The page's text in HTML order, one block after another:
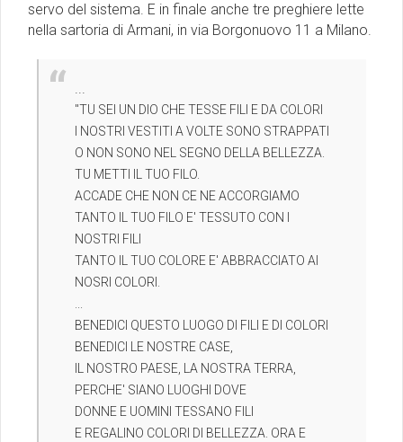
servo del sistema. E in finale anche tre preghiere lette
nella sartoria di Armani, in via Borgonuovo 11 a Milano.
...
''TU SEI UN DIO CHE TESSE FILI E DA COLORI
I NOSTRI VESTITI A VOLTE SONO STRAPPATI
O NON SONO NEL SEGNO DELLA BELLEZZA.
TU METTI IL TUO FILO.
ACCADE CHE NON CE NE ACCORGIAMO
TANTO IL TUO FILO E' TESSUTO CON I
NOSTRI FILI
TANTO IL TUO COLORE E' ABBRACCIATO AI
NOSRI COLORI.
BENEDICI QUESTO LUOGO DI FILI E DI COLORI
BENEDICI LE NOSTRE CASE,
IL NOSTRO PAESE, LA NOSTRA TERRA,
PERCHE' SIANO LUOGHI DOVE
DONNE E UOMINI TESSANO FILI
E REGALINO COLORI DI BELLEZZA. ORA E